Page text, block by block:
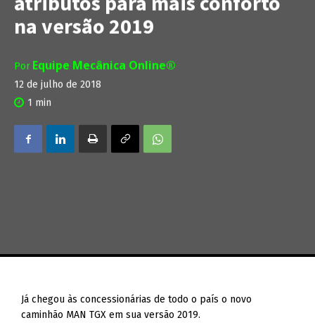
na versão 2019
Por Equipe Mecânica Online®
12 de julho de 2018
1 min
Já chegou às concessionárias de todo o país o novo
caminhão MAN TGX em sua versão 2019.